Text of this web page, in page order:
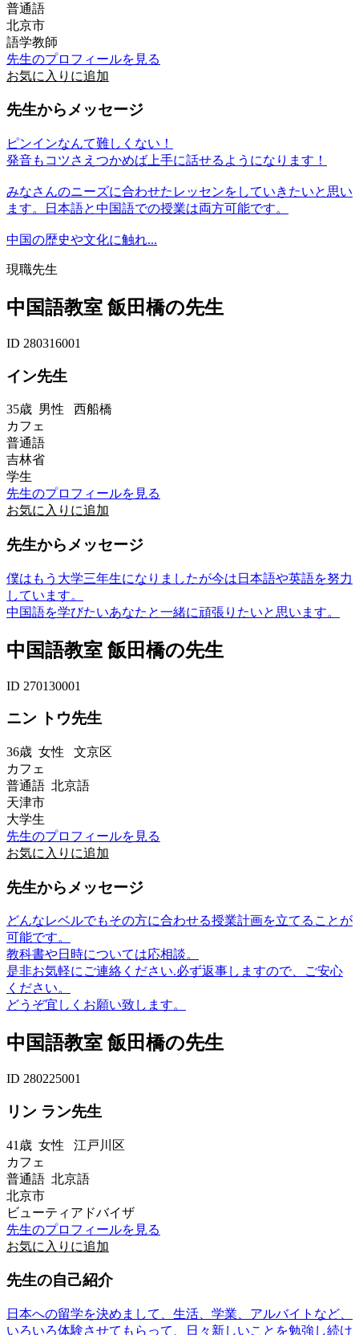
普通語
北京市
語学教師
先生のプロフィールを見る
お気に入りに追加
先生からメッセージ
ピンインなんて難しくない！
発音もコツさえつかめば上手に話せるようになります！
みなさんのニーズに合わせたレッセンをしていきたいと思い
ます。日本語と中国語での授業は両方可能です。
中国の歴史や文化に触れ...
現職先生
中国語教室 飯田橋の先生
ID 280316001
イン先生
35歳 男性 西船橋
カフェ
普通語
吉林省
学生
先生のプロフィールを見る
お気に入りに追加
先生からメッセージ
僕はもう大学三年生になりましたが今は日本語や英語を努力
しています。
中国語を学びたいあなたと一緒に頑張りたいと思います。
中国語教室 飯田橋の先生
ID 270130001
ニン トウ先生
36歳 女性 文京区
カフェ
普通語 北京語
天津市
大学生
先生のプロフィールを見る
お気に入りに追加
先生からメッセージ
どんなレベルでもその方に合わせる授業計画を立てることが
可能です。
教科書や日時については応相談。
是非お気軽にご連絡ください.必ず返事しますので、ご安心
ください。
どうぞ宜しくお願い致します。
中国語教室 飯田橋の先生
ID 280225001
リン ラン先生
41歳 女性 江戸川区
カフェ
普通語 北京語
北京市
ビューティアドバイザ
先生のプロフィールを見る
お気に入りに追加
先生の自己紹介
日本への留学を決めまして、生活、学業、アルバイトなど、
いろいろ体験させてもらって、日々新しいことを勉強し続け